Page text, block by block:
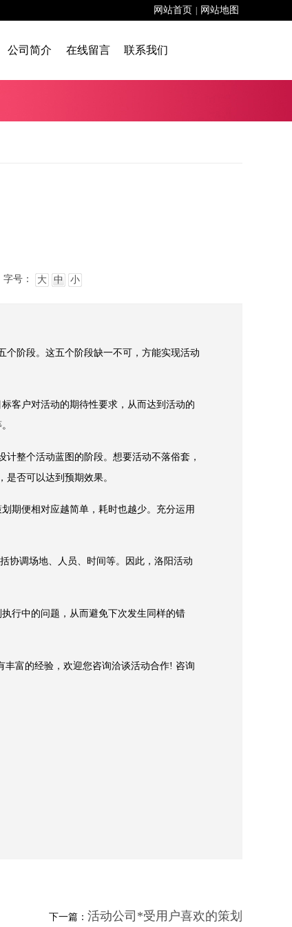
网站首页 网站地图
公司简介 在线留言 联系我们
字号： 大 中 小
阶段。这五个阶段缺一不可，方能实现活动
客户对活动的期待性要求，从而达到活动的
整个活动蓝图的阶段。想要活动不落俗套，
否可以达到预期效果。
期便相对应越简单，耗时也越少。充分运用
调场地、人员、时间等。因此，洛阳活动
行中的问题，从而避免下次发生同样的错
富的经验，欢迎您咨询洽谈活动合作! 咨询
下一篇： 活动公司*受用户喜欢的策划